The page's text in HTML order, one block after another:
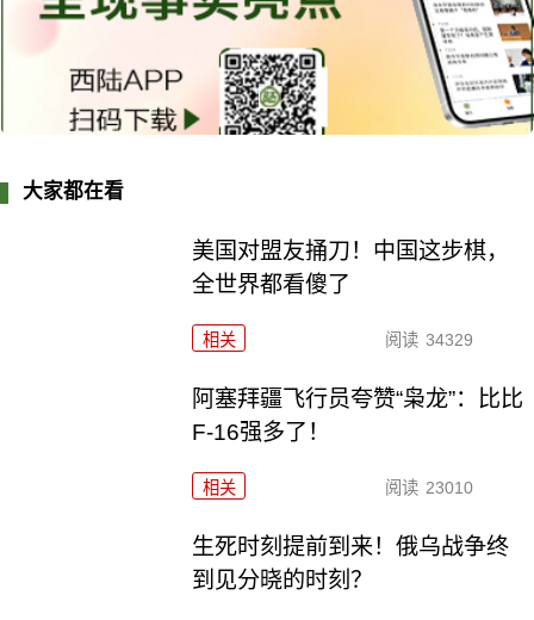
大家都在看
美国对盟友捅刀！中国这步棋，
全世界都看傻了
相关 阅读 34329
阿塞拜疆飞行员夸赞“枭龙”：比比
F-16强多了！
相关 阅读 23010
生死时刻提前到来！俄乌战争终
到见分晓的时刻？